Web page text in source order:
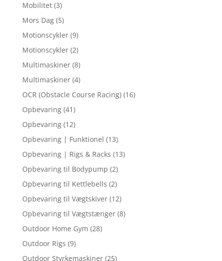
Mobilitet (3)
Mors Dag (5)
Motionscykler (9)
Motionscykler (2)
Multimaskiner (8)
Multimaskiner (4)
OCR (Obstacle Course Racing) (16)
Opbevaring (41)
Opbevaring (12)
Opbevaring | Funktionel (13)
Opbevaring | Rigs & Racks (13)
Opbevaring til Bodypump (2)
Opbevaring til Kettlebells (2)
Opbevaring til Vægtskiver (12)
Opbevaring til Vægtstænger (8)
Outdoor Home Gym (28)
Outdoor Rigs (9)
Outdoor Styrkemaskiner (25)